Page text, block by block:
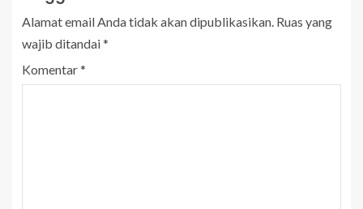
Alamat email Anda tidak akan dipublikasikan. Ruas yang
wajib ditandai*
Komentar*